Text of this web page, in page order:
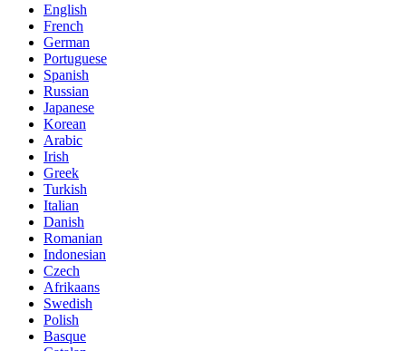
English
French
German
Portuguese
Spanish
Russian
Japanese
Korean
Arabic
Irish
Greek
Turkish
Italian
Danish
Romanian
Indonesian
Czech
Afrikaans
Swedish
Polish
Basque